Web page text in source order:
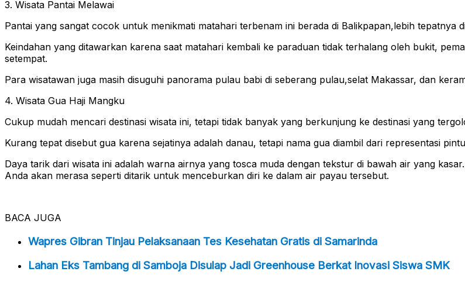
3. Wisata Pantai Melawai
Pantai yang sangat cocok untuk menikmati matahari terbenam ini berada di Balikpapan,lebih tepatnya
Keindahan yang ditawarkan karena saat matahari kembali ke paraduan tidak terhalang oleh bukit,
setempat.
Para wisatawan juga masih disuguhi panorama pulau babi di seberang pulau,selat Makassar, dan
4. Wisata Gua Haji Mangku
Cukup mudah mencari destinasi wisata ini, tetapi tidak banyak yang berkunjung ke destinasi yang
Kurang tepat disebut gua karena sejatinya adalah danau, tetapi nama gua diambil dari representasi
Daya tarik dari wisata ini adalah warna airnya yang tosca muda dengan tekstur di bawah air yang kasar.
Anda akan merasa seperti ditarik untuk menceburkan diri ke dalam air payau tersebut.
BACA JUGA
Wapres Gibran Tinjau Pelaksanaan Tes Kesehatan Gratis di Samarinda
Lahan Eks Tambang di Samboja Disulap Jadi Greenhouse Berkat Inovasi Siswa SMK